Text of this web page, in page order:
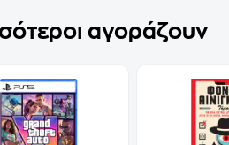
αγοράζουν